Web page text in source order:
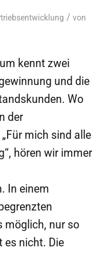
/ von
kennt zwei
und die
Wo
der
mich sind alle
hören wir immer
In einem
möglich, nur so
es nicht. Die